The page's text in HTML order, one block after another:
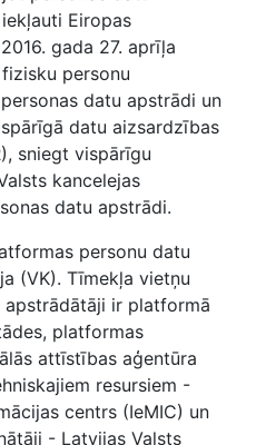
Eiropas
gada 27. aprīļa
personu
datu apstrādi un
datu aizsardzības
sniegt vispārīgu
kancelejas
datu apstrādi.
personu datu
(VK). Tīmekļa vietņu
ir platformā
platformas
attīstības aģentūra
resursiem -
centrs (IeMIC) un
- Latvijas Valsts